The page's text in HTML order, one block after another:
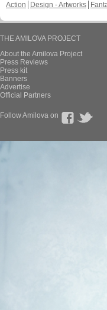
Action
Design - Artworks
THE AMILOVA PROJECT
About the Amilova Project
Press Reviews
Press kit
Banners
Advertise
Official Partners
Follow Amilova on